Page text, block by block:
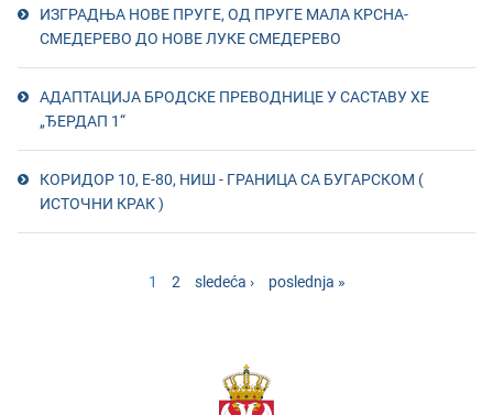
ИЗГРАДЊА НОВЕ ПРУГЕ, ОД ПРУГЕ МАЛА КРСНА-
СМЕДЕРЕВО ДО НОВЕ ЛУКЕ СМЕДЕРЕВО
AДАПТАЦИЈА БРОДСКЕ ПРЕВОДНИЦЕ У САСТАВУ ХЕ
„ЂЕРДАП 1“
КОРИДОР 10, Е-80, НИШ - ГРАНИЦА СА БУГАРСКОМ (
ИСТОЧНИ КРАК )
1 2 sledeća › poslednja »